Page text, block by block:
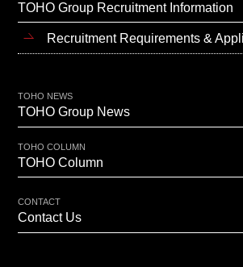
TOHO Group Recruitment Information
Recruitment Requirements &
TOHO NEWS
TOHO Group News
TOHO COLUMN
TOHO Column
CONTACT
Contact Us